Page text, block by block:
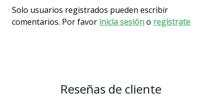
Solo usuarios registrados pueden escribir
comentarios. Por favor inicia sesióno regístrate
Reseñas de cliente